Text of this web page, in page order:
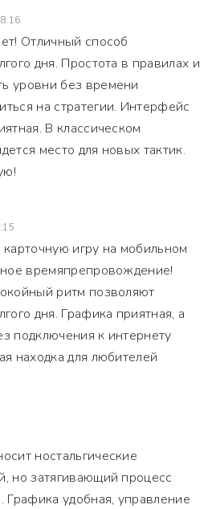
Отличный способ
дня. Простота в правилах и
уровни без времени
на стратегии. Интерфейс
В классическом
место для новых тактик.
игру на мобильном
времяпрепровождение!
ритм позволяют
дня. Графика приятная, а
подключения к интернету
находка для любителей
ностальгические
но затягивающий процесс
Графика удобная, управление